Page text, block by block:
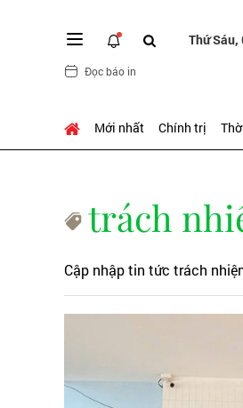
Thứ Sáu,
Đọc báo in
Mới nhất Chính trị
trách
Cập nhập tin tức trách